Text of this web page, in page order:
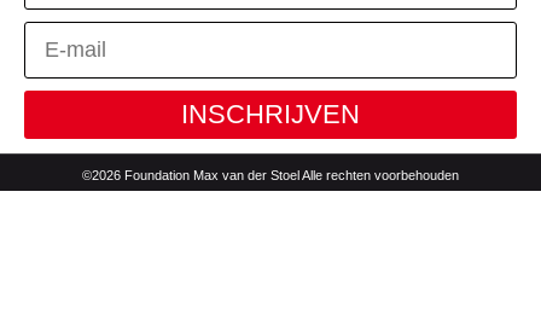
INSCHRIJVEN
©2026 Foundation Max van der Stoel Alle rechten voorbehouden